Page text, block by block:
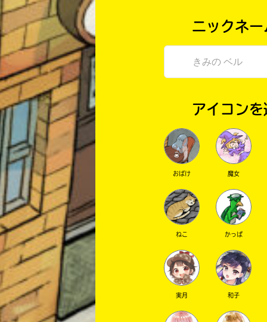
ニックネー
アイコンを
おばけ 魔女
ねこ かっぱ
実月 和子